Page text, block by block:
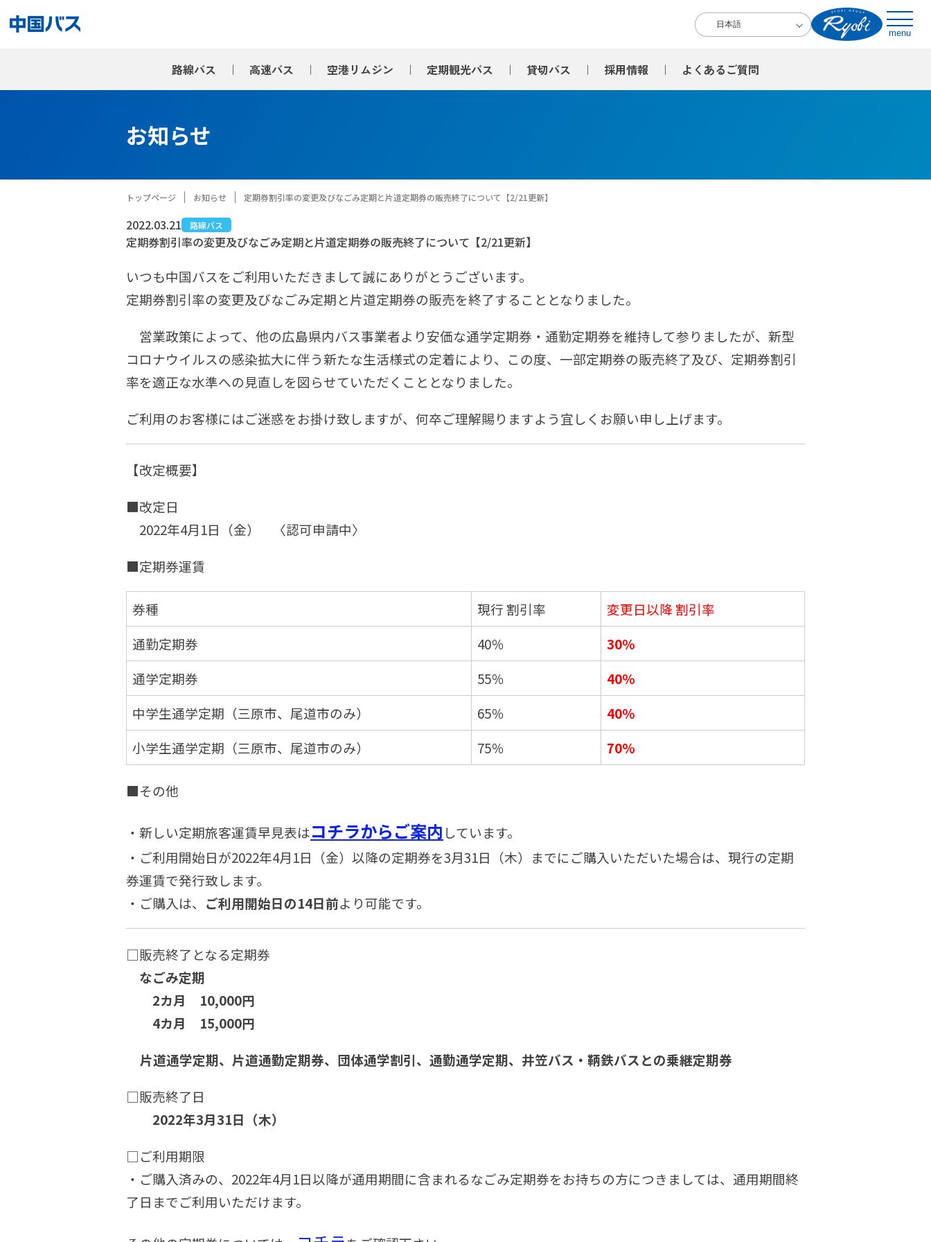
menu
路線バス 高速バス 空港リムジン 定期観光バス 貸切バス 採用情報 よくあるご質問
お知らせ
トップページ お知らせ 定期券割引率の変更及びなごみ定期と片道定期券の販売終了について【2/21更新】
2022.03.21 路線バス
定期券割引率の変更及びなごみ定期と片道定期券の販売終了について【2/21更新】
いつも中国バスをご利用いただきまして誠にありがとうございます。
定期券割引率の変更及びなごみ定期と片道定期券の販売を終了することとなりました。
営業政策によって、他の広島県内バス事業者より安価な通学定期券・通勤定期券を維持して参りましたが、 新型
コロナウイルスの感染拡大に伴う新たな生活様式の定着により、この度、一部定期券の販売終了及び、定期券割引
率を適正な水準への見直しを図らせていただくこととなりました。
ご利用のお客様にはご迷惑をお掛け致しますが、何卒ご理解賜りますよう宜しくお願い申し上げます。
【改定概要】
■改定日
2022年4月1日（金） 〈認可申請中〉
■定期券運賃
券種 現行 割引率
変更日以降 割引率
通勤定期券
40％
30％
通学定期券
55％
40％
中学生通学定期（三原市、尾道市のみ）
65％
40％
小学生通学定期（三原市、尾道市のみ）
75％ 70%
■その他
・新しい定期旅客運賃早見表はコチラからご案内 しています。
・ご利用開始日が2022年4月1日（金）以降の定期券を3月31日（木）までにご購入いただいた場合は、現行の定期
券運賃で発行致します。
・ご購入は、 ご利用開始日の14日前より可能です。
□販売終了となる定期券
なごみ定期
2カ月 10,000円
4カ月 15,000円
片道通学定期、片道通勤定期券、団体通学割引、通勤通学定期、井笠バス・鞆鉄バスとの乗継定期券
□販売終了日
2022年3月31日（木）
□ご利用期限
・ご購入済みの、2022年4月1日以降が通用期間に含まれるなごみ定期券をお持ちの方につきましては、通用期間終
了日までご利用いただけます。